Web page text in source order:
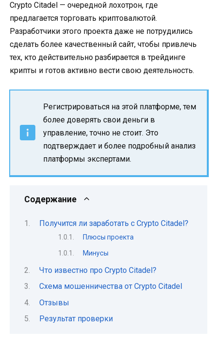
Crypto Citadel — очередной лохотрон, где
предлагается торговать криптовалютой.
Разработчики этого проекта даже не потрудились
сделать более качественный сайт, чтобы привлечь
тех, кто действительно разбирается в трейдинге
крипты и готов активно вести свою деятельность.
Регистрироваться на этой платформе, тем
более доверять свои деньги в
управление, точно не стоит. Это
подтверждает и более подробный анализ
платформы экспертами.
Содержание
Получится ли заработать с Crypto Citadel?
Плюсы проекта
Минусы
Что известно про Crypto Citadel?
Схема мошенничества от Crypto Citadel
Отзывы
Результат проверки